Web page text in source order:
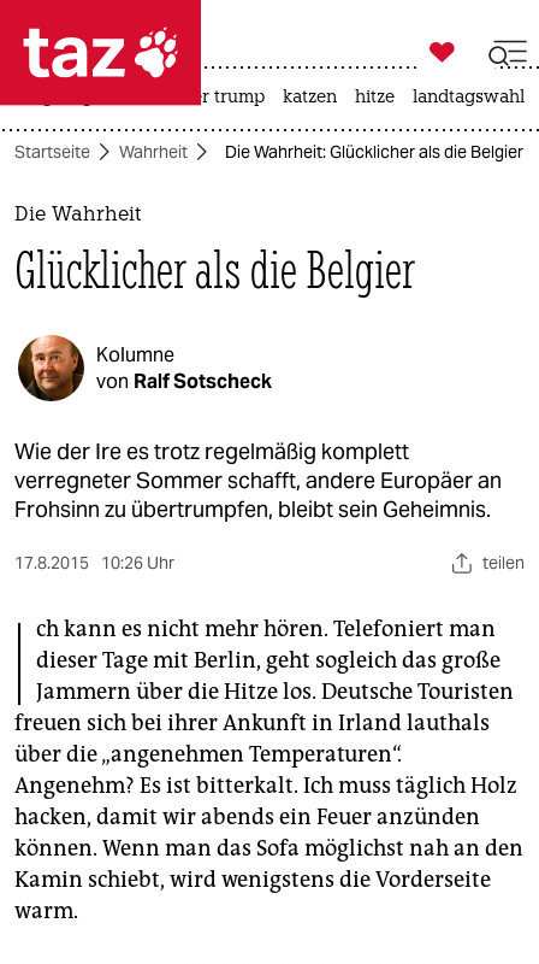
 taz zahl ich
taz zahl ich
themen
politik
öko
gesellschaft
kultur
sport
wahrheit
verlag
verlag
veranstaltungen
shop
fragen & hilfe

taz zahl ich
usa unter trump katzen hitze landtagswahl
Startseite Wahrheit Die Wahrheit: Glücklicher als die Belgier
Die Wahrheit
Glücklicher als die Belgier
Kolumne
von Ralf Sotscheck
Wie der Ire es trotz regelmäßig komplett
verregneter Sommer schafft, andere Europäer an
Frohsinn zu übertrumpfen, bleibt sein Geheimnis.
17.8.2015 10:26 Uhr teilen
I ch kann es nicht mehr hören. Telefoniert man
dieser Tage mit Berlin, geht sogleich das große
Jammern über die Hitze los. Deutsche Touristen
freuen sich bei ihrer Ankunft in Irland lauthals
über die „angenehmen Temperaturen“.
Angenehm? Es ist bitterkalt. Ich muss täglich Holz
hacken, damit wir abends ein Feuer anzünden
können. Wenn man das Sofa möglichst nah an den
Kamin schiebt, wird wenigstens die Vorderseite
warm.